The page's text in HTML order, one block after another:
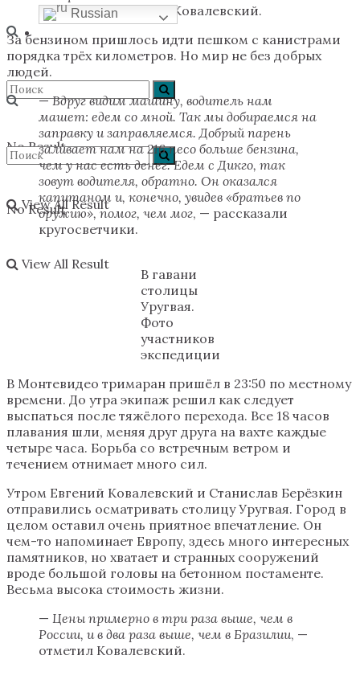
No Result
View All Result
Russian
No Result
View All Result
литров, — рассказал Ковалевский.
За бензином пришлось идти пешком с канистрами
порядка трёх километров. Но мир не без добрых
людей.
—Вдруг видим машину, водитель нам
машет: едем со мной. Так мы добираемся на
заправку и заправляемся. Добрый парень
заливает нам на 216 песо больше бензина,
чем у нас есть денег. Едем с Дикго, так
зовут водителя, обратно. Он оказался
капитаном и, конечно, увидев «братьев по
оружию», помог, чем мог, — рассказали
кругосветчики.
В гавани
столицы
Уругвая.
Фото
участников
экспедиции
В Монтевидео тримаран пришёл в 23:50 по местному
времени. До утра экипаж решил как следует
выспаться после тяжёлого перехода. Все 18 часов
плавания шли, меняя друг друга на вахте каждые
четыре часа. Борьба со встречным ветром и
течением отнимает много сил.
Утром Евгений Ковалевский и Станислав Берёзкин
отправились осматривать столицу Уругвая. Город в
целом оставил очень приятное впечатление. Он
чем-то напоминает Европу, здесь много интересных
памятников, но хватает и странных сооружений
вроде большой головы на бетонном постаменте.
Весьма высока стоимость жизни.
— Цены примерно в три раза выше, чем в
России, и в два раза выше, чем в Бразилии, —
отметил Ковалевский.